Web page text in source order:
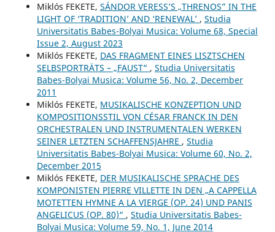
Miklós FEKETE, SÁNDOR VERESS’S „THRENOS” IN THE
LIGHT OF ‘TRADITION’ AND ‘RENEWAL’ , Studia
Universitatis Babes-Bolyai Musica: Volume 68, Special
Issue 2, August 2023
Miklós FEKETE, DAS FRAGMENT EINES LISZTSCHEN
SELBSPORTRÄTS – „FAUST“ , Studia Universitatis
Babes-Bolyai Musica: Volume 56, No. 2, December
2011
Miklós FEKETE, MUSIKALISCHE KONZEPTION UND
KOMPOSITIONSSTIL VON CÉSAR FRANCK IN DEN
ORCHESTRALEN UND INSTRUMENTALEN WERKEN
SEINER LETZTEN SCHAFFENSJAHRE , Studia
Universitatis Babes-Bolyai Musica: Volume 60, No. 2,
December 2015
Miklós FEKETE, DER MUSIKALISCHE SPRACHE DES
KOMPONISTEN PIERRE VILLETTE IN DEN „A CAPPELLA
MOTETTEN HYMNE A LA VIERGE (OP. 24) UND PANIS
ANGELICUS (OP. 80)“ , Studia Universitatis Babes-
Bolyai Musica: Volume 59, No. 1, June 2014